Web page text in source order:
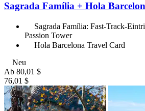
Sagrada Família + Hola
Sagrada Família: Fast-Track-
Passion Tower
Hola Barcelona Travel Card
Neu
Ab 80,01 $
76,01 $